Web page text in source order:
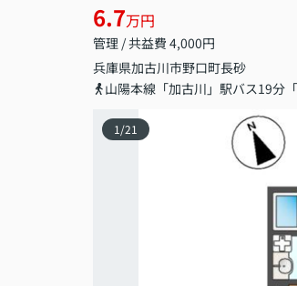
6.7万円
管理 / 共益費 4,000円
兵庫県加古川市野口町長砂
山陽本線「加古川」駅バス19分
1 /21